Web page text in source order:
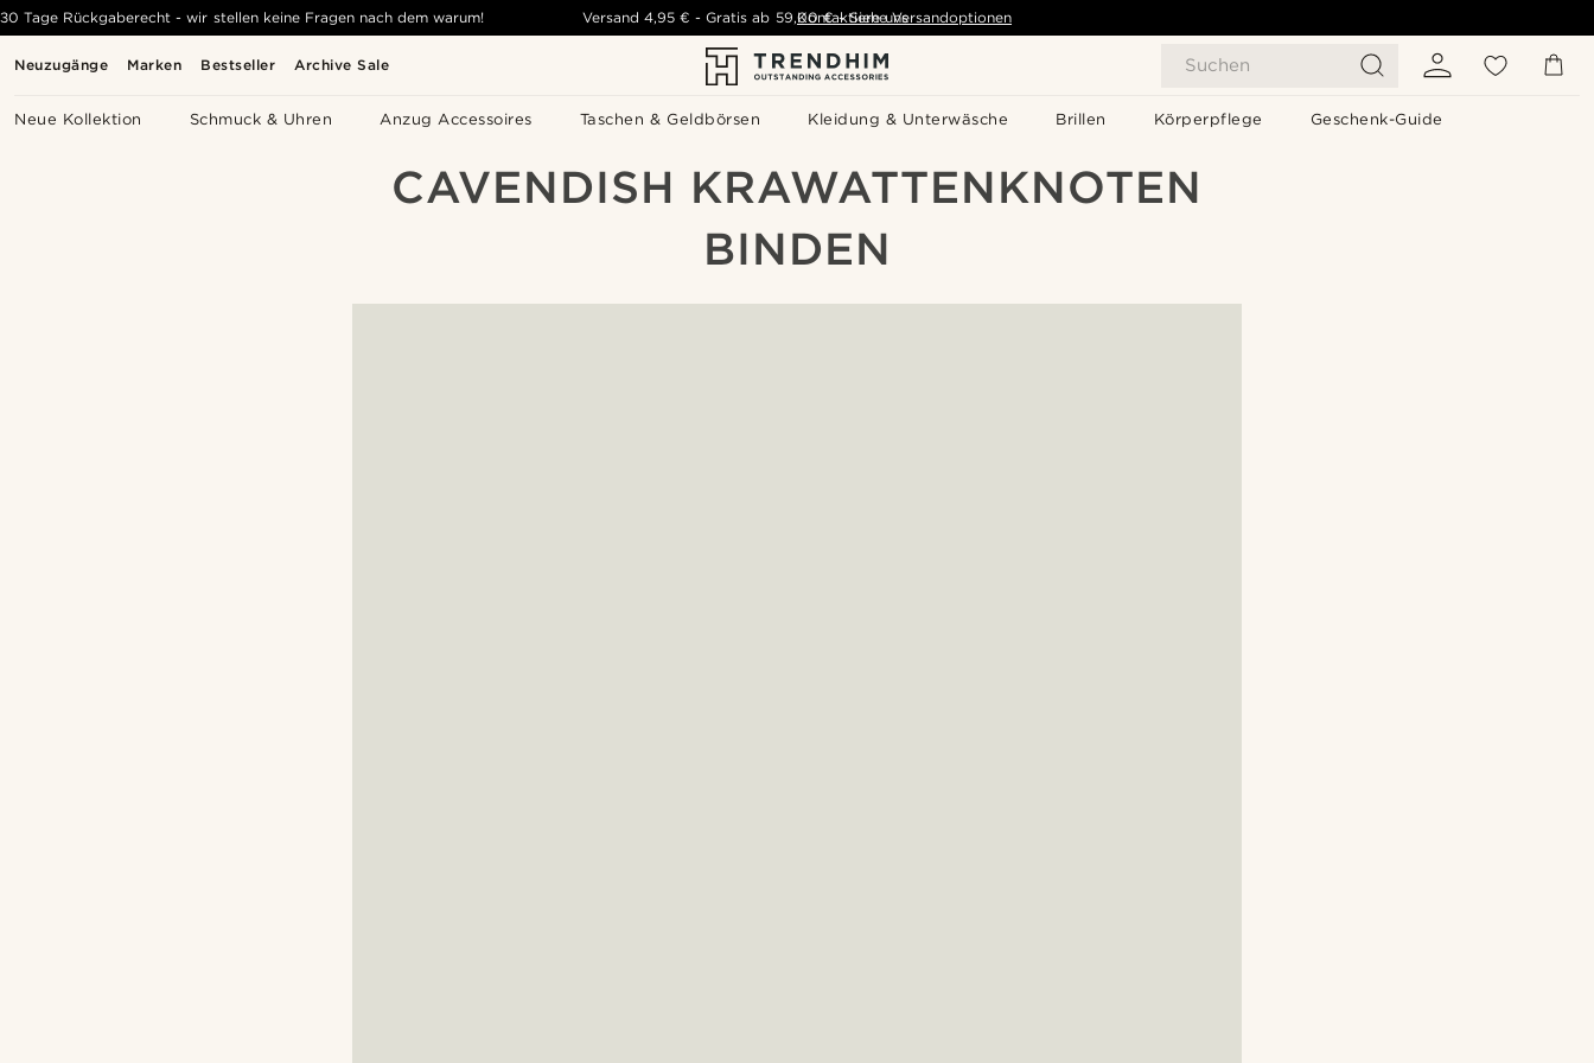
Neuzugänge Marken Bestseller Archive Sale Suchen
Neue Kollektion Schmuck & Uhren Anzug Accessoires Taschen & Geldbörsen Kleidung & Unterwäsche Brillen Körperpflege Geschenk-Guide
30 Tage Rückgaberecht - wir stellen keine Fragen nach dem warum! Versand 4,95 € -Gratis ab 59,00 € - Siehe Versandoptionen
Kontaktiere uns
CAVENDISH KRAWATTENKNOTEN
BINDEN